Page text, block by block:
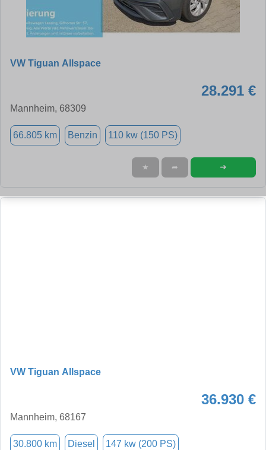
VW Tiguan Allspace
28.291 €
Mannheim, 68309
66.805 km Benzin 110 kw (150 PS)
★ ➦ ➜
VW Tiguan Allspace
36.930 €
Mannheim, 68167
30.800 km Diesel 147 kw (200 PS)